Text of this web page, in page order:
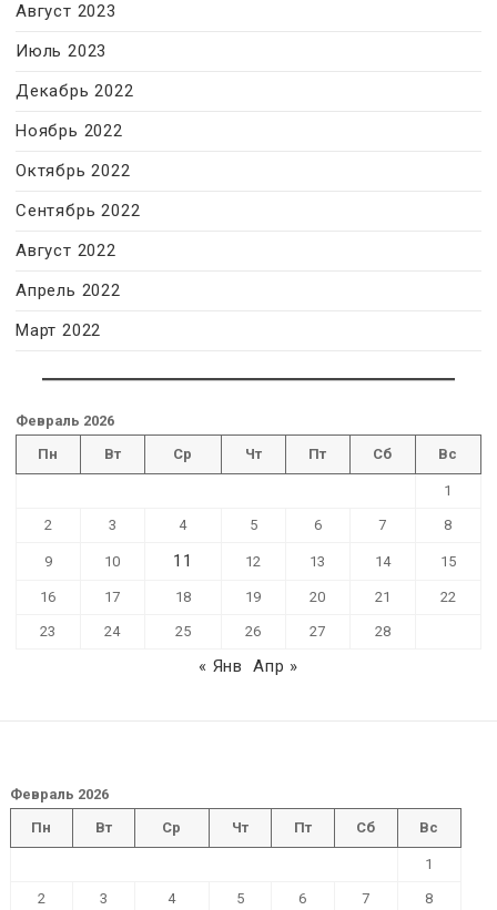
Август 2023
Июль 2023
Декабрь 2022
Ноябрь 2022
Октябрь 2022
Сентябрь 2022
Август 2022
Апрель 2022
Март 2022
Февраль 2026
Пн
Вт Ср Чт Пт Сб Вс
1
2 3 4 5 6 7 8
9 10 11 12 13 14 15
16 17 18 19 20 21 22
23 24 25 26 27 28
« Янв Апр »
Февраль 2026
Пн
Вт Ср Чт Пт Сб Вс
1
2 3 4 5 6 7 8